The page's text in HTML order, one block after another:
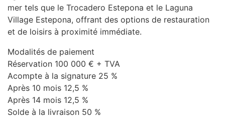
mer tels que le Trocadero Estepona et le Laguna
Village Estepona, offrant des options de restauration
et de loisirs à proximité immédiate.
Modalités de paiement
Réservation 100 000 € + TVA
Acompte à la signature 25 %
Après 10 mois 12,5 %
Après 14 mois 12,5 %
Solde à la livraison 50 %